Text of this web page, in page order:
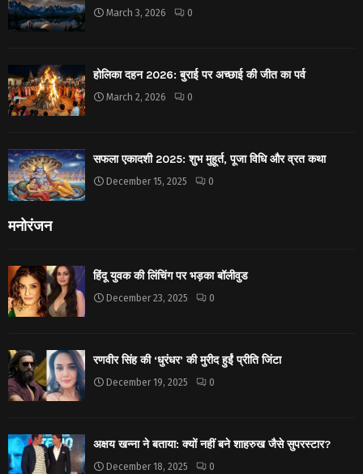
March 3, 2026 0
होलिका दहन 2026: बुराई पर अच्छाई की जीत का पर्व
March 2, 2026 0
सफला एकादशी 2025: शुभ मुहूर्त, पूजा विधि और व्रत कथा
December 15, 2025 0
मनोरंजन
हिंदू युवक की लिंचिंग पर भड़का बॉलीवुड
December 23, 2025 0
रणवीर सिंह की ‘धुरंधर’ की मुरीद हुईं प्रीति जिंटा
December 19, 2025 0
अक्षय खन्ना ने बताया: क्यों नहीं बने शाहरुख जैसे सुपरस्टार?
December 18, 2025 0